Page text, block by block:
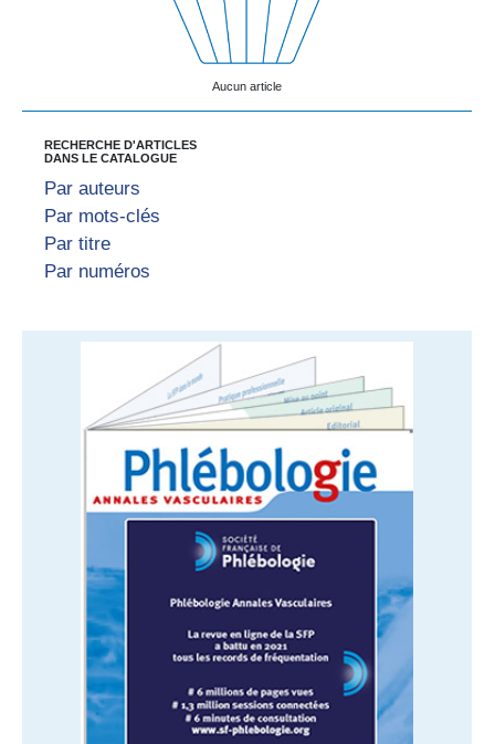
Aucun article
RECHERCHE D'ARTICLES
DANS LE CATALOGUE
Par auteurs
Par mots-clés
Par titre
Par numéros